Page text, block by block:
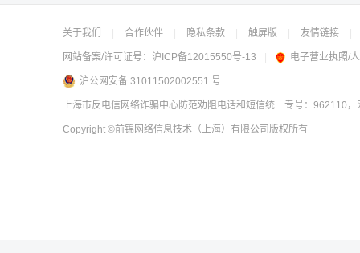
关于我们 合作伙伴 隐私条款 触屏版 友情链接
网站备案/许可证号： 沪ICP备12015550号-13 电子营业执照/
沪公网安备 31011502002551 号
上海市反电信网络诈骗中心防范劝阻电话和短信统一专号：962110
Copyright ©前锦网络信息技术（上海）有限公司 版权所有